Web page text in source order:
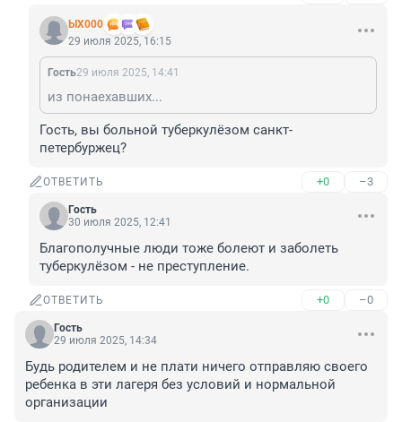
ЫХ000
29 июля 2025, 16:15
Гость29 июля 2025, 14:41
из понаехавших...
Гость, вы больной туберкулёзом санкт-
петербуржец?
ОТВЕТИТЬ +0 –3
Гость
30 июля 2025, 12:41
Благополучные люди тоже болеют и заболеть
туберкулёзом - не преступление.
ОТВЕТИТЬ +0 –0
Гость
29 июля 2025, 14:34
Будь родителем и не плати ничего отправляю своего
ребенка в эти лагеря без условий и нормальной
организации